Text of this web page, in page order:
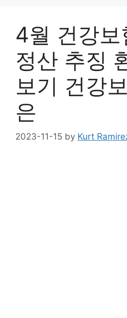
4월 건강
정산 추징
보기 건강
은
2023-11-15 by Kurt